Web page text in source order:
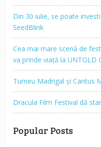
Din 30 iulie, se poate
SeedBlink
Cea mai mare scenă de
va prinde viață la UNTOLD
Turneu Madrigal și Cantus
Dracula Film Festival dă
Popular Posts